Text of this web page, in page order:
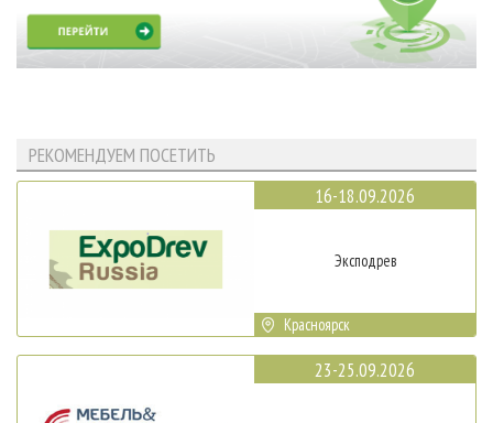
РЕКОМЕНДУЕМ ПОСЕТИТЬ
16-18.09.2026
Эксподрев
Красноярск
23-25.09.2026